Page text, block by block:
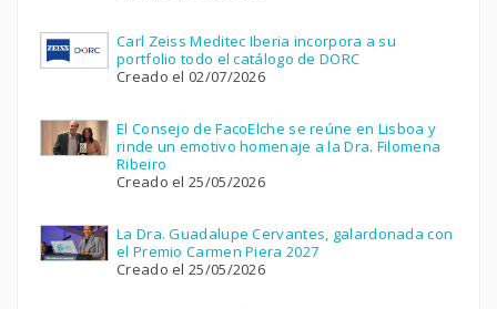
Carl Zeiss Meditec Iberia incorpora a su
portfolio todo el catálogo de DORC
Creado el 02/07/2026
El Consejo de FacoElche se reúne en Lisboa y
rinde un emotivo homenaje a la Dra. Filomena
Ribeiro
Creado el 25/05/2026
La Dra. Guadalupe Cervantes, galardonada con
el Premio Carmen Piera 2027
Creado el 25/05/2026